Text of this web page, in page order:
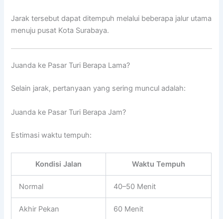
Jarak tersebut dapat ditempuh melalui beberapa jalur utama
menuju pusat Kota Surabaya.
Juanda ke Pasar Turi Berapa Lama?
Selain jarak, pertanyaan yang sering muncul adalah:
Juanda ke Pasar Turi Berapa Jam?
Estimasi waktu tempuh:
Kondisi Jalan Waktu Tempuh
Normal 40–50 Menit
Akhir Pekan 60 Menit